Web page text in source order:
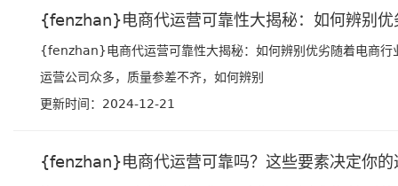
{fenzhan}电商代运营可靠性大揭秘：如何辨别优
{fenzhan}电商代运营可靠性大揭秘：如何辨别优劣随着电商行
运营公司众多，质量参差不齐，如何辨别
更新时间：2024-12-21
{fenzhan}电商代运营可靠吗？这些要素决定你的